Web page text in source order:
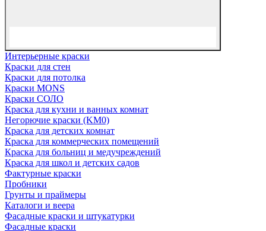
Интерьерные краски
Краски для стен
Краски для потолка
Краски MONS
Краски СОЛО
Краска для кухни и ванных комнат
Негорючие краски (KM0)
Краска для детских комнат
Краска для коммерческих помещений
Краска для больниц и медучреждений
Краска для школ и детских садов
Фактурные краски
Пробники
Грунты и праймеры
Каталоги и веера
Фасадные краски и штукатурки
Фасадные краски